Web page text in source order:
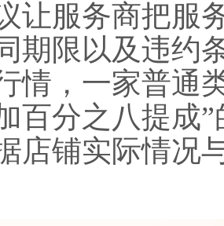
让服务商把服
期限以及违约
情，一家普通
百分之八提成
店铺实际情况